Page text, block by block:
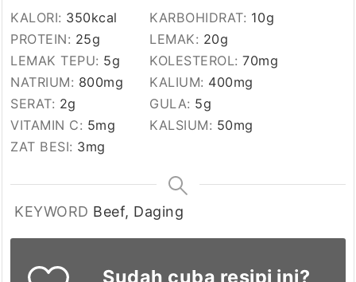
KALORI: 350kcal KARBOHIDRAT: 10g
PROTEIN: 25g LEMAK: 20g
LEMAK TEPU: 5g KOLESTEROL:70mg
NATRIUM: 800mg KALIUM: 400mg
SERAT: 2g GULA: 5g
VITAMIN C: 5mg KALSIUM: 50mg
ZAT BESI: 3mg
KEYWORD Beef, Daging
Sudah cuba resipi ini?